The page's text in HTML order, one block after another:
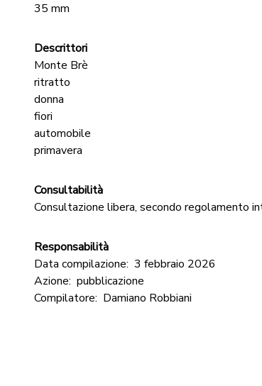
35 mm
Descrittori
Monte Brè
ritratto
donna
fiori
automobile
primavera
Consultabilità
Consultazione libera, secondo regolamento
Responsabilità
Data compilazione: 3 febbraio 2026
Azione: pubblicazione
Compilatore: Damiano Robbiani